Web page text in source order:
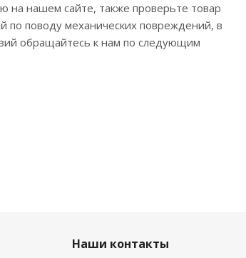
на нашем сайте, также проверьте товар
по поводу механических повреждений, в
обращайтесь к нам по следующим
Наши контакты